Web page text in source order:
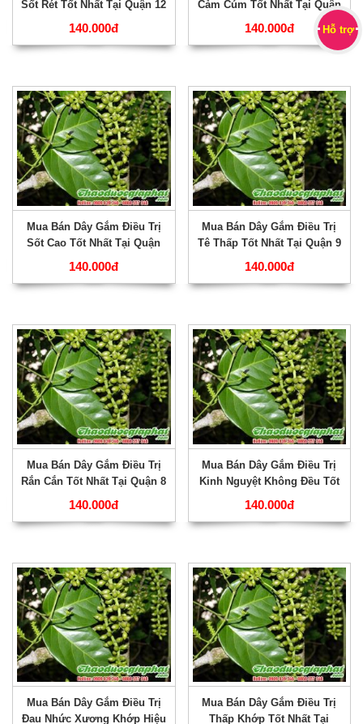
Sốt Rét Tốt Nhất Tại Quận 12
???
140.000đ
Cảm Cúm Tốt Nhất Tại Quận
11 ???
140.000đ
Mua Bán Dây Gắm Điều Trị
Sốt Cao Tốt Nhất Tại Quận
140.000đ
Mua Bán Dây Gắm Điều Trị
Tê Thấp Tốt Nhất Tại Quận 9
140.000đ
Mua Bán Dây Gắm Điều Trị
Rắn Cắn Tốt Nhất Tại Quận 8
140.000đ
Mua Bán Dây Gắm Điều Trị
Kinh Nguyệt Không Đều Tốt
140.000đ
Mua Bán Dây Gắm Điều Trị
Đau Nhức Xương Khớp Hiệu
Mua Bán Dây Gắm Điều Trị
Thấp Khớp Tốt Nhất Tại
Hỗ trợ